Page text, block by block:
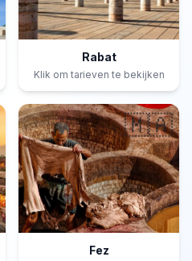
Rabat
Klik om tarieven te bekijken
🇲🇦
Fez